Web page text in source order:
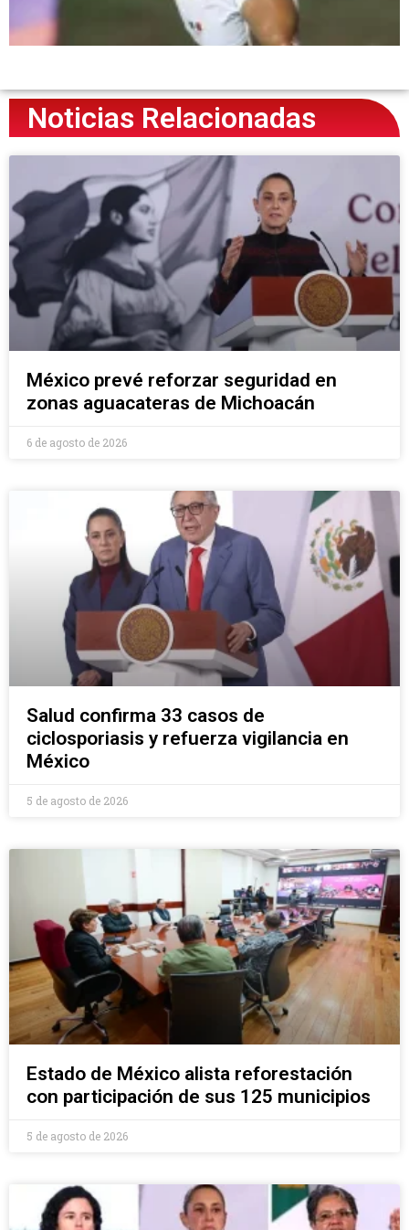
Noticias Relacionadas
México prevé reforzar seguridad en
zonas aguacateras de Michoacán
6 de agosto de 2026
Salud confirma 33 casos de
ciclosporiasis y refuerza vigilancia en
México
5 de agosto de 2026
Estado de México alista reforestación
con participación de sus 125 municipios
5 de agosto de 2026